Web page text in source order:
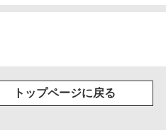
トップページに戻る